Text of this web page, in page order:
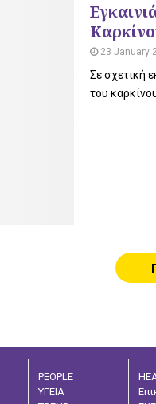
23 January
Σε σχετική
του
PEOPLE
ΥΓΕΙΑ